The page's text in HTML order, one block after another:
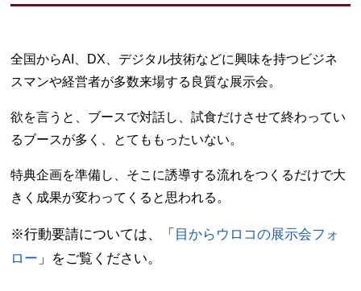
全国からAI、DX、デジタル技術などに興味を持つビジネ
スマンや経営者が多数来場する良質な展示会。
欲を言うと、ブースで対話し、試食だけさせて終わってい
るブースが多く、とてももったいない。
特典企画を準備し、そこに誘導する流れをつくるだけで大
きく成果が変わってくると思われる。
※行動要請については、「 目からウロコの展示会フォ
ロー 」をご覧ください。